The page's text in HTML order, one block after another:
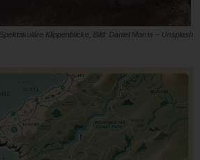
Spektakuläre Klippenblicke, Bild: Daniel Morris – Unsplash